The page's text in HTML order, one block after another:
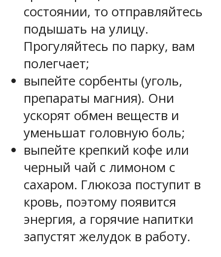
состоянии, то отправляйтесь
подышать на улицу.
Прогуляйтесь по парку, вам
полегчает;
выпейте сорбенты (уголь,
препараты магния). Они
ускорят обмен веществ и
уменьшат головную боль;
выпейте крепкий кофе или
черный чай с лимоном с
сахаром. Глюкоза поступит в
кровь, поэтому появится
энергия, а горячие напитки
запустят желудок в работу.